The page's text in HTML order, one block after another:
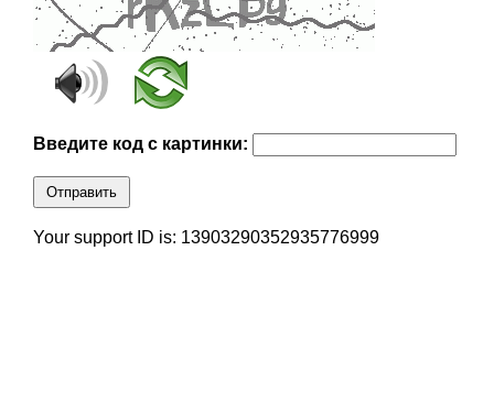
Введите код с картинки:
Отправить
Your support ID is: 13903290352935776999